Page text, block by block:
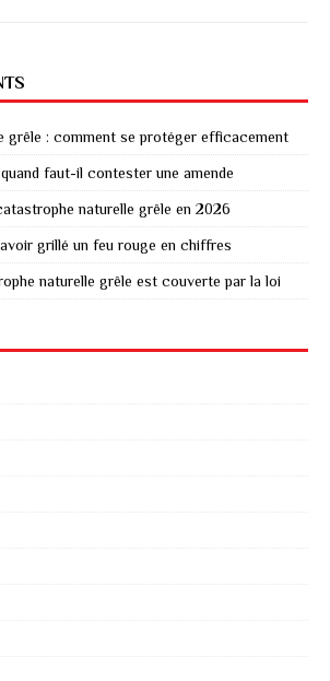
grêle : comment se protéger efficacement
faut-il contester une amende
naturelle grêle en 2026
grillé un feu rouge en chiffres
naturelle grêle est couverte par la loi